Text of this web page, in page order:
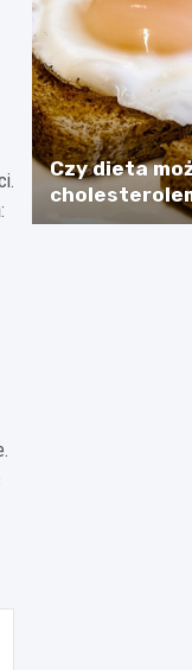
Czy dieta
spożywać